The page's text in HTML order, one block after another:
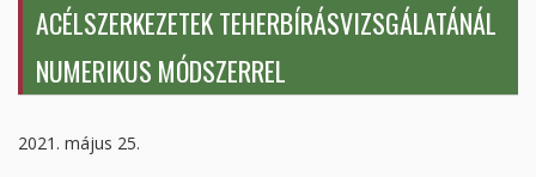
ACÉLSZERKEZETEK TEHERBÍRÁSVIZSGÁLATÁNÁL
NUMERIKUS MÓDSZERREL
2021. május 25.